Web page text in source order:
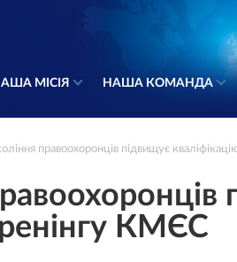
МІСІЯ НАША КОМАНДА
правоохоронців підвищує
КМЄС